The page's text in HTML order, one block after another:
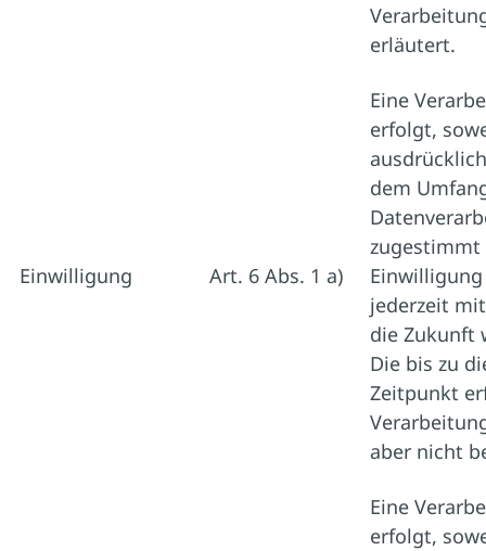
erläutert.
Einwilligung Art. 6 Abs. 1 a)
Eine
erfolgt,
dem
zugestimmt
jederzeit
die Zukunft
Die bis zu
Zeitpunkt
aber nicht
Eine
erfolgt,